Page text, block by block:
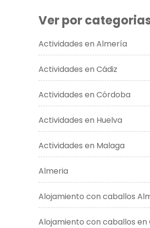
Ver por
Actividades en Almería
Actividades en Cádiz
Actividades en Córdoba
Actividades en Huelva
Actividades en Malaga
Almeria
Alojamiento con caballos
Alojamiento con caballos en